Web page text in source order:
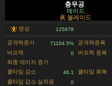
충무공
메이드
眞 블레이드
명성 125678
공격력증가 71104.5% 공격력증폭
버프력 0 버프력 증폭
최종 데미지 증가
쿨타임 감소
46.1 쿨타임 회복
쿨타임 감소 실적용 0